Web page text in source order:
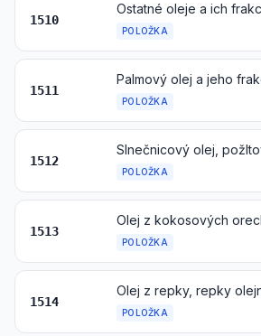
1510
POLOŽKA
1511
POLOŽKA
1512
POLOŽKA
1513
POLOŽKA
1514
POLOŽKA